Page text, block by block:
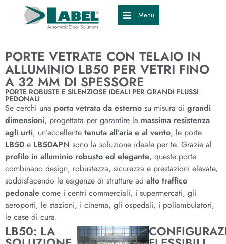
Menu
PORTE VETRATE CON TELAIO IN
ALLUMINIO LB50 PER VETRI FINO
A 32 MM DI SPESSORE
PORTE ROBUSTE E SILENZIOSE IDEALI PER GRANDI FLUSSI
PEDONALI
Se cerchi una porta vetrata da esterno su misura di grandi
dimensioni, progettata per garantire la massima resistenza
agli urti, un’eccellente tenuta all’aria e al vento, le porte
LB50 e LB50APN sono la soluzione ideale per te. Grazie al
profilo in alluminio robusto ed elegante, queste porte
combinano design, robustezza, sicurezza e prestazioni elevate,
soddisfacendo le esigenze di strutture ad alto traffico
pedonale come i centri commerciali, i supermercati, gli
aeroporti, le stazioni, i cinema, gli ospedali, i poliambulatori,
le case di cura.
LB50: LA